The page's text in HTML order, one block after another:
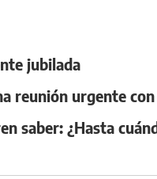
jubilada
reunión urgente
saber: ¿Hasta